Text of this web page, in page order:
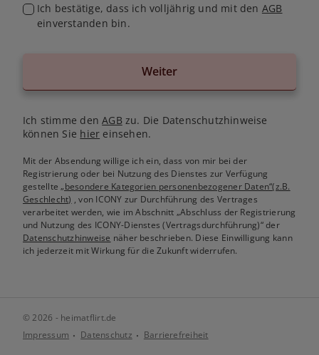
Ich bestätige, dass ich volljährig und mit den AGB
einverstanden bin.
Weiter
Ich stimme denAGB zu. Die Datenschutzhinweise
können Sie hier einsehen.
Mit der Absendung willige ich ein, dass von mir bei der
Registrierung oder bei Nutzung des Dienstes zur Verfügung
gestellte„besondere Kategorien personenbezogener Daten“(z.B.
Geschlecht) , von ICONY zur Durchführung des Vertrages
verarbeitet werden, wie im Abschnitt „Abschluss der Registrierung
und Nutzung des ICONY-Dienstes (Vertragsdurchführung)“ der
Datenschutzhinweise näher beschrieben. Diese Einwilligung kann
ich jederzeit mit Wirkung für die Zukunft widerrufen.
© 2026 - heimatflirt.de
Impressum
Datenschutz Barrierefreiheit